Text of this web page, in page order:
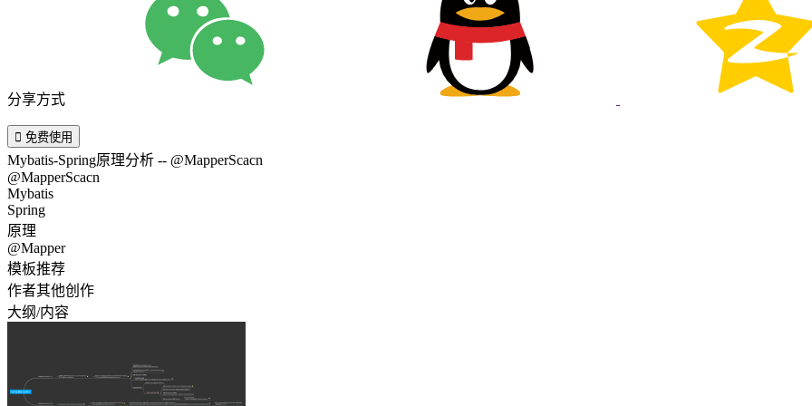
分享方式
 免费使用
Mybatis-Spring原理分析 -- @MapperScacn
@MapperScacn
Mybatis
Spring
原理
@Mapper
模板推荐
作者其他创作
大纲/内容